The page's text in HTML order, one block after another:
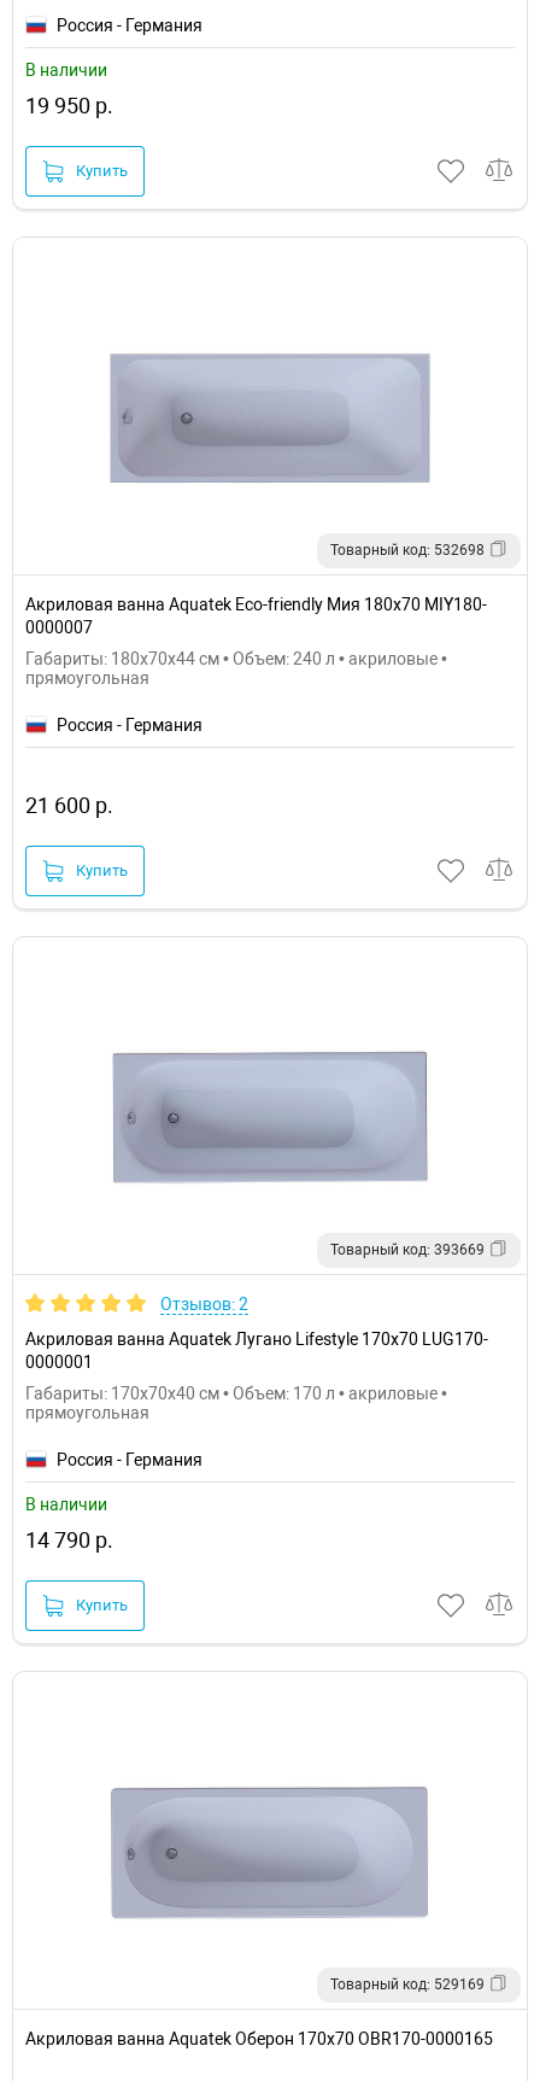
Россия - Германия
В наличии
19 950 р.
Купить
Товарный код: 532698
Акриловая ванна Aquatek Eco-friendly Мия 180x70 MIY180-
0000007
Габариты: 180x70x44 см • Объем: 240 л • акриловые •
прямоугольная
Россия - Германия
21 600 р.
Купить
Товарный код: 393669
Отзывов: 2
Акриловая ванна Aquatek Лугано Lifestyle 170x70 LUG170-
0000001
Габариты: 170x70x40 см • Объем: 170 л • акриловые •
прямоугольная
Россия - Германия
В наличии
14 790 р.
Купить
Товарный код: 529169
Акриловая ванна Aquatek Оберон 170х70 OBR170-0000165